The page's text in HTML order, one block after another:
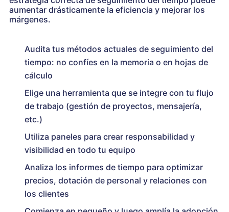
aumentar drásticamente la eficiencia y mejorar los
márgenes.
Audita tus métodos actuales de seguimiento del
tiempo: no confíes en la memoria o en hojas de
cálculo
Elige una herramienta que se integre con tu flujo
de trabajo (gestión de proyectos, mensajería,
etc.)
Utiliza paneles para crear responsabilidad y
visibilidad en todo tu equipo
Analiza los informes de tiempo para optimizar
precios, dotación de personal y relaciones con
los clientes